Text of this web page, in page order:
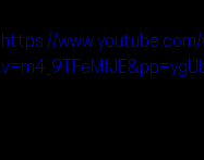
https://